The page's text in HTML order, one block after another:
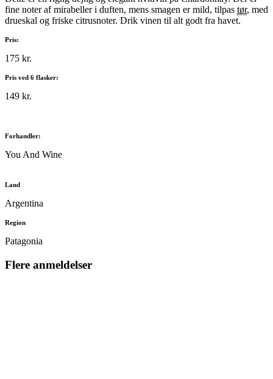
fine noter af mirabeller i duften, mens smagen er mild, tilpas tør, med
drueskal og friske citrusnoter. Drik vinen til alt godt fra havet.
Pris:
175 kr.
Pris ved 6 flasker:
149 kr.
Forhandler:
You And Wine
Land
Argentina
Region
Patagonia
Flere anmeldelser